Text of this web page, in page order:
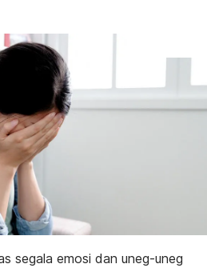
segala emosi dan uneg-uneg